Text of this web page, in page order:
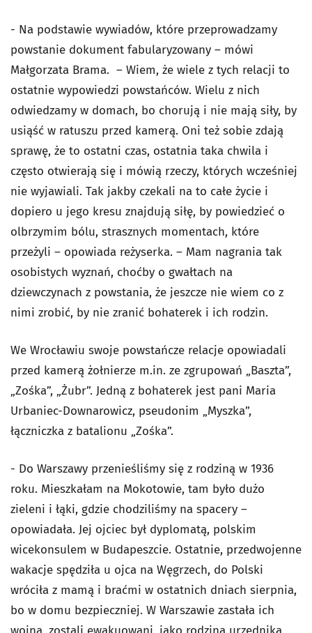
- Na podstawie wywiadów, które przeprowadzamy
powstanie dokument fabularyzowany – mówi
Małgorzata Brama. – Wiem, że wiele z tych relacji to
ostatnie wypowiedzi powstańców. Wielu z nich
odwiedzamy w domach, bo chorują i nie mają siły, by
usiąść w ratuszu przed kamerą. Oni też sobie zdają
sprawę, że to ostatni czas, ostatnia taka chwila i
często otwierają się i mówią rzeczy, których wcześniej
nie wyjawiali. Tak jakby czekali na to całe życie i
dopiero u jego kresu znajdują siłę, by powiedzieć o
olbrzymim bólu, strasznych momentach, które
przeżyli – opowiada reżyserka. – Mam nagrania tak
osobistych wyznań, choćby o gwałtach na
dziewczynach z powstania, że jeszcze nie wiem co z
nimi zrobić, by nie zranić bohaterek i ich rodzin.
We Wrocławiu swoje powstańcze relacje opowiadali
przed kamerą żołnierze m.in. ze zgrupowań „Baszta”,
„Zośka”, „Żubr”. Jedną z bohaterek jest pani Maria
Urbaniec-Downarowicz, pseudonim „Myszka”,
łączniczka z batalionu „Zośka”.
- Do Warszawy przenieśliśmy się z rodziną w 1936
roku. Mieszkałam na Mokotowie, tam było dużo
zieleni i łąki, gdzie chodziliśmy na spacery –
opowiadała. Jej ojciec był dyplomatą, polskim
wicekonsulem w Budapeszcie. Ostatnie, przedwojenne
wakacje spędziła u ojca na Węgrzech, do Polski
wróciła z mamą i braćmi w ostatnich dniach sierpnia,
bo w domu bezpieczniej. W Warszawie zastała ich